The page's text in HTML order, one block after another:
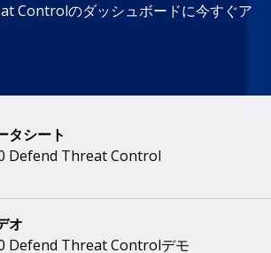
Controlのダッシュボードに今すぐア
タシート
Defend Threat Control
オ
Defend Threat Controlデモ